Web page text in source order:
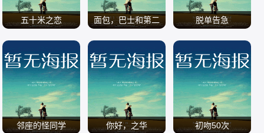
五十米之恋
/
面包，巴士和第二
/
脱单告急
/
邻座的怪同学 你好，之华 初吻50次